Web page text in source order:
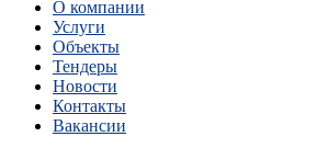
О компании
Услуги
Объекты
Тендеры
Новости
Контакты
Вакансии